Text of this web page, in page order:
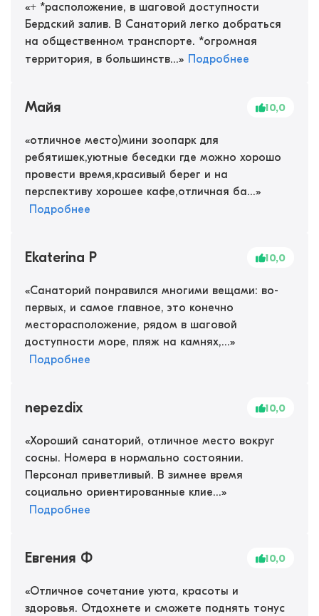
«+ *расположение, в шаговой доступности
Бердский залив. В Санаторий легко добраться
на общественном транспорте. *огромная
территория, в большинств...» Подробнее
Майя 10,0
«отличное место)мини зоопарк для
ребятишек,уютные беседки где можно хорошо
провести время,красивый берег и на
перспективу хорошее кафе,отличная ба...»
Подробнее
Ekaterina P 10,0
«Санаторий понравился многими вещами: во-
первых, и самое главное, это конечно
месторасположение, рядом в шаговой
доступности море, пляж на камнях,...»
Подробнее
nepezdix 10,0
«Хороший санаторий, отличное место вокруг
сосны. Номера в нормально состоянии.
Персонал приветливый. В зимнее время
социально ориентированные клие...»
Подробнее
Евгения Ф 10,0
«Отличное сочетание уюта, красоты и
здоровья. Отдохнете и сможете поднять тонус